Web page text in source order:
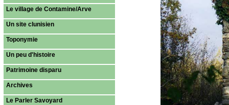
Le village de Contamine/Arve
Un site clunisien
Toponymie
Un peu d'histoire
Patrimoine disparu
Archives
Le Parler Savoyard